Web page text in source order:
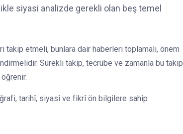
siyasi analizde gerekli olan beş temel
takip etmeli, bunlara dair haberleri toplamalı, önem
Sürekli takip, tecrübe ve zamanla bu takip
tarihî, siyasî ve fikrî ön bilgilere sahip